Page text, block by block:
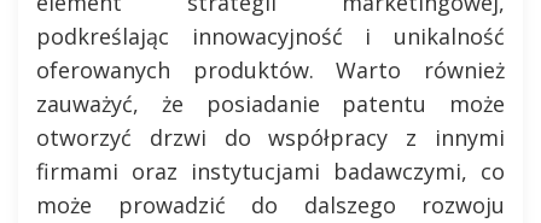
podkreślając innowacyjność i unikalność
oferowanych produktów. Warto również
zauważyć, że posiadanie patentu może
otworzyć drzwi do współpracy z innymi
firmami oraz instytucjami badawczymi, co
może prowadzić do dalszego rozwoju